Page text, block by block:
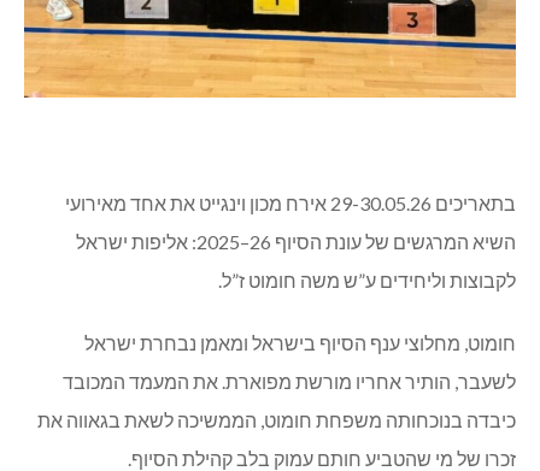
בתאריכים 29-30.05.26 אירח מכון וינגייט את אחד מאירועי
השיא המרגשים של עונת הסיוף 26–2025: אליפות ישראל
לקבוצות וליחידים ע”ש משה חומוט ז”ל.
חומוט, מחלוצי ענף הסיוף בישראל ומאמן נבחרת ישראל
לשעבר, הותיר אחריו מורשת מפוארת. את המעמד המכובד
כיבדה בנוכחותה משפחת חומוט, הממשיכה לשאת בגאווה את
זכרו של מי שהטביע חותם עמוק בלב קהילת הסיוף.